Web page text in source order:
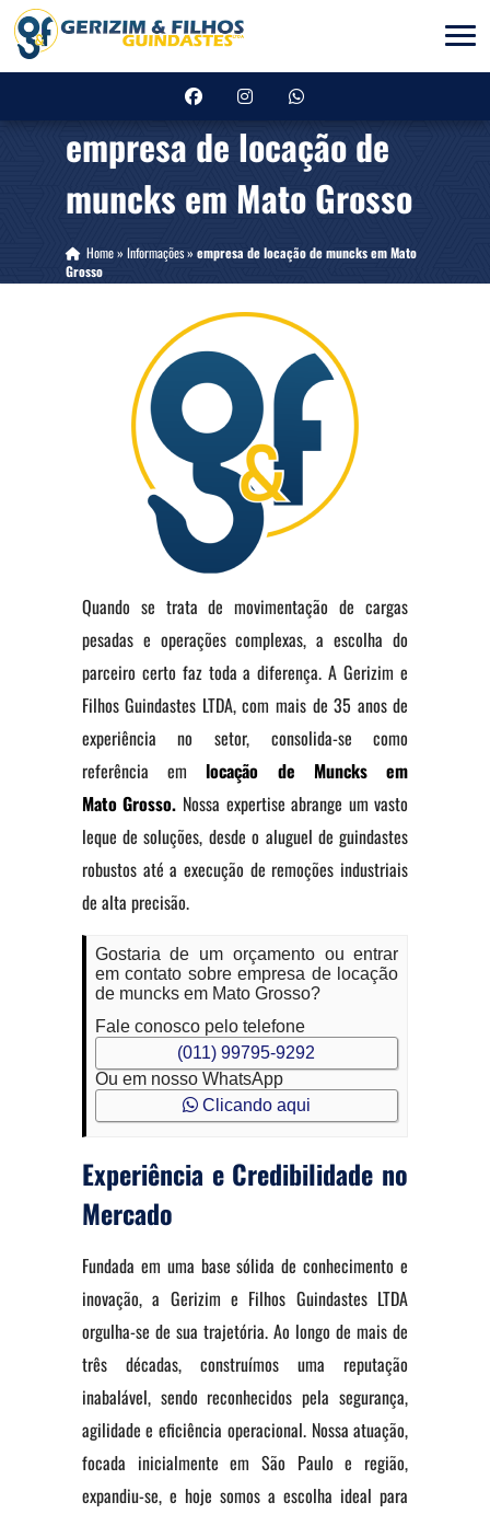
empresa de locação de
muncks em Mato Grosso
Home» Informações» empresa de locação de muncks em Mato
Grosso
Quando se trata de movimentação de cargas
pesadas e operações complexas, a escolha do
parceiro certo faz toda a diferença. A Gerizim e
Filhos Guindastes LTDA, com mais de 35 anos de
experiência no setor, consolida-se como
referência em locação de Muncks em
MatoGrosso. Nossa expertise abrange um vasto
leque de soluções, desde o aluguel de guindastes
robustos até a execução de remoções industriais
de alta precisão.
Gostaria de um orçamento ou entrar
em contato sobre empresa de locação
de muncks em Mato Grosso?
Fale conosco pelo telefone
(011) 99795-9292
Ou em nosso WhatsApp
Clicando aqui
Experiência e Credibilidade no
Mercado
Fundada em uma base sólida de conhecimento e
inovação, a Gerizim e Filhos Guindastes LTDA
orgulha-se de sua trajetória. Ao longo de mais de
três décadas, construímos uma reputação
inabalável, sendo reconhecidos pela segurança,
agilidade e eficiência operacional. Nossa atuação,
focada inicialmente em São Paulo e região,
expandiu-se, e hoje somos a escolha ideal para